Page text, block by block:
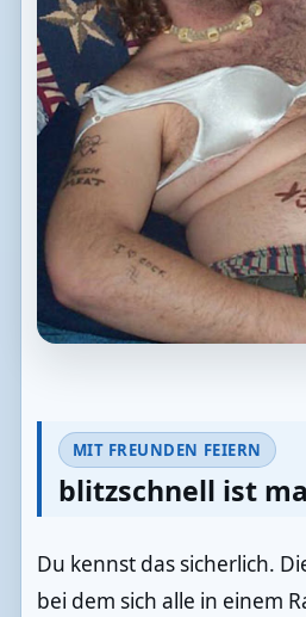
MIT FREUNDEN FEIERN
blitzschnell ist
Du kennst das sicherlich.
bei dem sich alle in einem